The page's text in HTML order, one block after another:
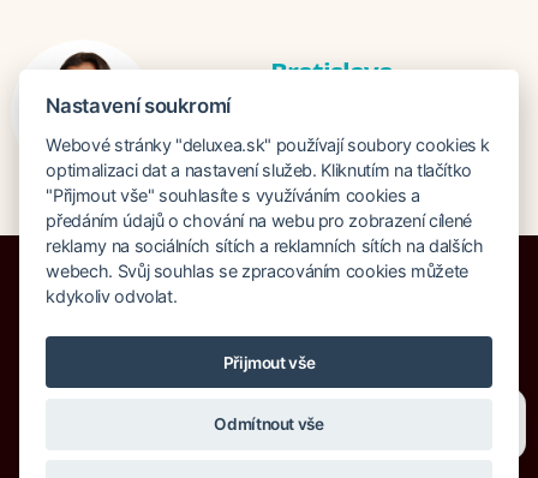
Bratislava
+421 915 647 333
Poistenie proti úpadku 1 505 000 EUR
Nastavení soukromí
Webové stránky "deluxea.sk" používají soubory cookies k
optimalizaci dat a nastavení služeb. Kliknutím na tlačítko
"Přijmout vše" souhlasíte s využíváním cookies a
předáním údajů o chování na webu pro zobrazení cílené
reklamy na sociálních sítích a reklamních sítích na dalších
webech. Svůj souhlas se zpracováním cookies můžete
kdykoliv odvolat.
Přijmout vše
Odmítnout vše
Potřebujete poradit? Zeptejte se našeho asistenta
Chettyho.